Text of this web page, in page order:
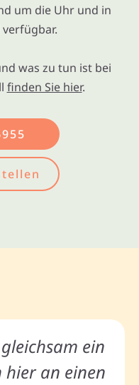
um die Uhr und in
was zu tun ist bei
finden Sie hier.
ein
hier an einen